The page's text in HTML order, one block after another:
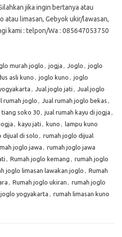
jika ingin bertanya atau
atau limasan, Gebyok ukir/lawasan,
kami : telpon/Wa : 085647053750
murah joglo , jogja , Joglo , joglo
asli kuno , joglo kuno , joglo
, Jual joglo jati , Jual joglo
rumah joglo , Jual rumah joglo bekas ,
soko 30, jual rumah kayu di jogja ,
, kayu jati , kuno , lampu kuno
dijual di solo , rumah joglo dijual
joglo jawa , rumah joglo jawa
, Rumah joglo kemang , rumah joglo
joglo limasan lawakan joglo , Rumah
, Rumah joglo ukiran , rumah joglo
yogyakarta , rumah limasan kuno